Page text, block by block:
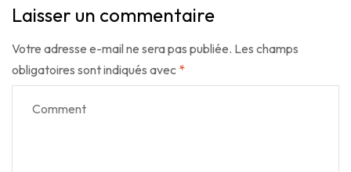
Laisser un commentaire
Votre adresse e-mail ne sera pas publiée. Les champs
obligatoires sont indiqués avec *